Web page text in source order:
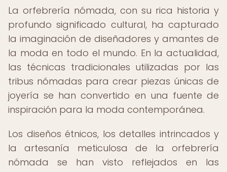
La orfebrería nómada, con su rica historia y
profundo significado cultural, ha capturado
la imaginación de diseñadores y amantes de
la moda en todo el mundo. En la actualidad,
las técnicas tradicionales utilizadas por las
tribus nómadas para crear piezas únicas de
joyería se han convertido en una fuente de
inspiración para la moda contemporánea.
Los diseños étnicos, los detalles intrincados y
la artesanía meticulosa de la orfebrería
nómada se han visto reflejados en las